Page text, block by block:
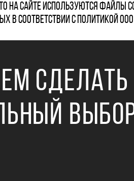
на сайте используются файлы
в соответствии с Политикой
СДЕЛАТЬ